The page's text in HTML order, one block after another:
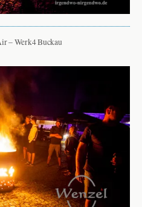
– Werk4 Buckau